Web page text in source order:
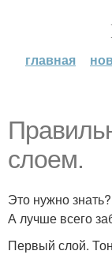
главная
слоем.
Это нужно знать?
А лучше всего
Первый слой.